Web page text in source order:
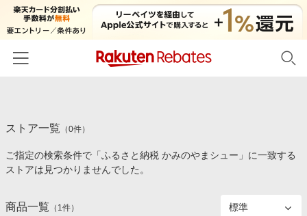
カテゴリー一覧
百貨店・総合ECモール
食品・スイーツ・お酒
イベント一覧
初回購入者限定特典
ストア一覧 （0件）
ご指定の検索条件で「ふるさと納税 かみのやまシュー」に一致する
ストアは見つかりませんでした。
商品一覧 （ 1件）